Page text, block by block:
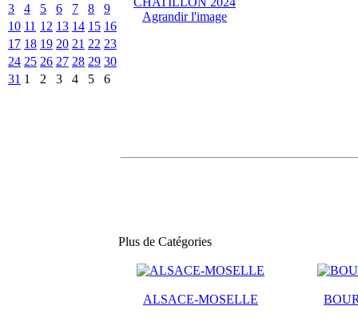
3
4 5 6 7 8
9
10 11 12 13 14 15 16
17 18 19 20 21 22 23
24 25 26 27 28 29 30
31 1 2 3 4 5 6
Agrandir l'image
Plus de Catégories
ALSACE-MOSELLE